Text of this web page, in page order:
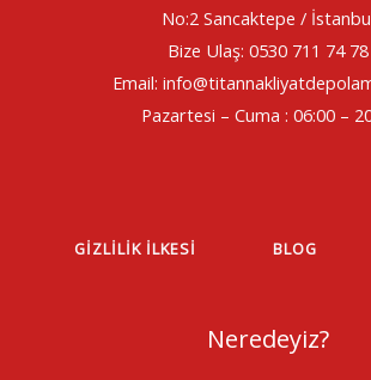
No:2 Sancaktepe /
Bize Ulaş: 0530 711 74 78
Email:
Pazartesi – Cuma : 06:00 –
GIZLILIK İLKESI BLOG
Neredeyiz?